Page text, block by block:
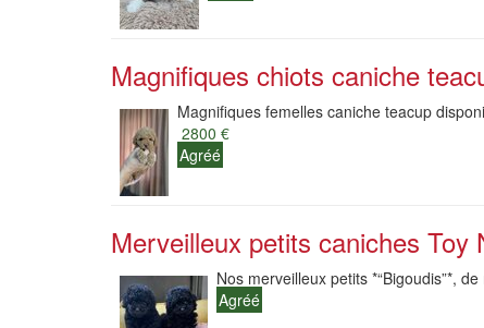
Magnifiques chiots caniche
Magnifiques femelles caniche teacup
2800 €
Agréé
Merveilleux petits caniches Toy
Nos merveilleux petits *“Bigoudis”*,
Agréé